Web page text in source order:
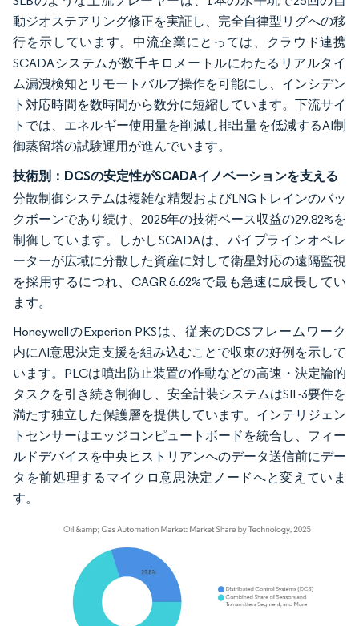
動ジオステアリング修正を実証し、完全自律型リグへの移
行を示しています。中流企業にとっては、クラウド連携
SCADAシステムが数千キロメートルにわたるリアルタイ
ム漏洩検知とリモートバルブ操作を可能にし、インシデン
ト対応時間を数時間から数分に短縮しています。下流サイ
トでは、エネルギー使用量を削減し排出量を低減するAI制
御蒸留塔の試験運用が進んでいます。
技術別：DCSの安定性がSCADAイノベーションを支える
分散制御システムは複雑な精製およびLNGトレインのバッ
クボーンであり続け、2025年の技術ベース収益の29.82%を
制御しています。しかしSCADAは、パイプラインオペレ
ーターが広域に分散した資産に対して衛星対応の遠隔監視
を採用するにつれ、CAGR 6.62%で最も急速に成長してい
ます。
HoneywellのExperion PKSは、従来のDCSフレームワーク
内にAI意思決定支援を組み込むことで収束の好例を示して
います。PLCは噴出防止装置の作動などの高速・決定論的
タスクを引き続き制御し、安全計装システムはSIL-3要件を
満たす独立した保護層を提供しています。インテリジェン
トセンサーはエッジコンピュートボードを統合し、フィー
ルドデバイスを中央ヒストリアンへのデータ送信前にデー
タを前処理するマイクロ意思決定ノードへと変えていま
す。